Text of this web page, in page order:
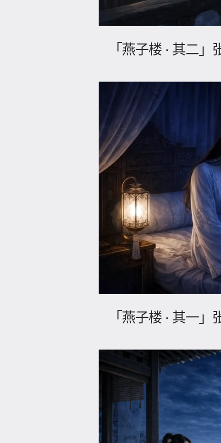
「燕子楼 · 其二」
「燕子楼 · 其一」